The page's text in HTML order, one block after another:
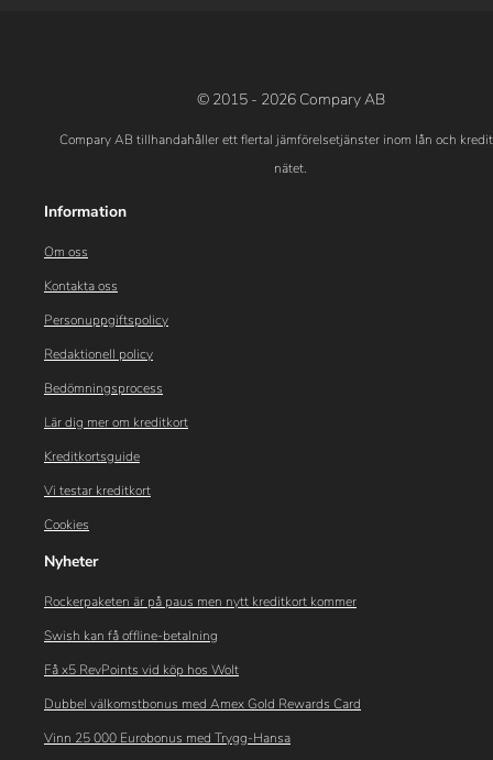
© 2015 - 2026 Compary AB
Compary AB tillhandahåller ett flertal jämförelsetjänster inom lån och
nätet.
Information
Om oss
Kontakta oss
Personuppgiftspolicy
Redaktionell policy
Bedömningsprocess
Lär dig mer om kreditkort
Kreditkortsguide
Vi testar kreditkort
Cookies
Nyheter
Rockerpaketen är på paus men nytt kreditkort kommer
Swish kan få offline-betalning
Få x5 RevPoints vid köp hos Wolt
Dubbel välkomstbonus med Amex Gold Rewards Card
Vinn 25 000 Eurobonus med Trygg-Hansa